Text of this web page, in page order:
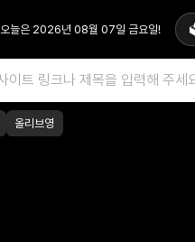
오늘은 2026년 08월 07일 금요일!
올리브영